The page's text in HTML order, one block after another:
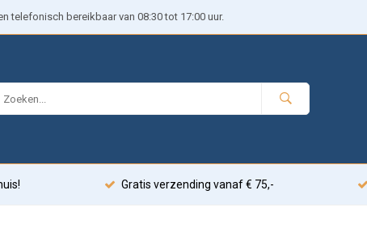
telefonisch bereikbaar van 08:30 tot 17:00 uur.
Gratis verzending vanaf € 75,-